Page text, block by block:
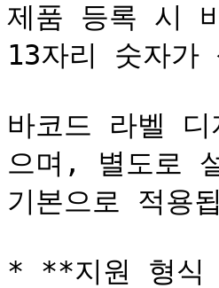
제품 등록 시
13자리 숫자가
바코드 라벨
으며, 별도로
기본으로 적용
* **지원 형식